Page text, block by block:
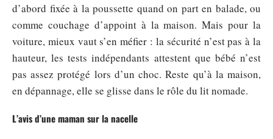
d’abord fixée à la poussette quand on part en balade, ou
comme couchage d’appoint à la maison. Mais pour la
voiture, mieux vaut s’en méfier : la sécurité n’est pas à la
hauteur, les tests indépendants attestent que bébé n’est
pas assez protégé lors d’un choc. Reste qu’à la maison,
en dépannage, elle se glisse dans le rôle du lit nomade.
L’avis d’une maman sur la nacelle